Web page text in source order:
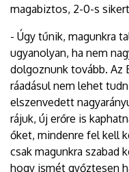
magabiztos, 2-0-s
- Úgy tűnik, magunkra
ugyanolyan, ha nem
dolgoznunk tovább. Az
ráadásul nem lehet
elszenvedett
rájuk, új erőre is
őket, mindenre fel kell
csak magunkra szabad
hogy ismét győztesen